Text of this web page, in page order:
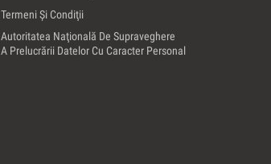
Termeni Şi Condiţii
Autoritatea Naţională De Supraveghere
A Prelucrării Datelor Cu Caracter Personal